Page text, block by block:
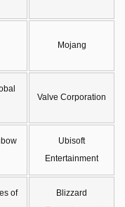
Mojang
Valve Corporation
Ubisoft
Entertainment
of
Blizzard